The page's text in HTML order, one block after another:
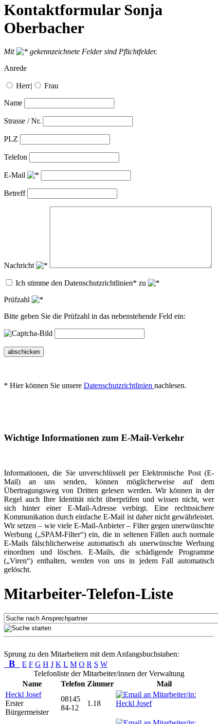
Kontaktformular Sonja
Oberbacher
Mit
gekennzeichnete Felder sind Pflichtfelder.
Anrede
Herr| Frau
Name
Strasse / Nr.
PLZ
Telefon
E-Mail
Betreff
Nachricht
Ich stimme den Datenschutzrichtlinien* zu
Prüfzahl
Bitte geben Sie die Prüfzahl in das nebenstehende Feld ein:
abschicken
* Hier können Sie unsere Datenschutzrichtlinien nachlesen.
Wichtige Informationen zum E-Mail-Verkehr
Informationen, die Sie unverschlüsselt per Elektronische Post (E-
Mail) an uns senden, können möglicherweise auf dem
Übertragungsweg von Dritten gelesen werden. Wir können in der
Regel auch Ihre Identität nicht überprüfen und wissen nicht, wer
sich hinter einer E-Mail-Adresse verbirgt. Eine rechtssichere
Kommunikation durch einfache E-Mail ist daher nicht gewährleistet.
Wir setzen – wie viele E-Mail-Anbieter – Filter gegen unerwünschte
Werbung („SPAM-Filter“) ein, die in seltenen Fällen auch normale
E-Mails fälschlicherweise automatisch als unerwünschte Werbung
einordnen und löschen. E-Mails, die schädigende Programme
(„Viren“) enthalten, werden von uns in jedem Fall automatisch
gelöscht.
Mitarbeiter-Telefon-Liste
Sprung zu den Mitarbeitern mit dem Anfangsbuchstaben:
B E F G H J K L M O R S W
Telefonliste der Mitarbeiter/innen der Verwaltung
Name
Telefon Zimmer
Mail
Heckl Josef
Erster
Bürgermeister
08145
84-12
1.18